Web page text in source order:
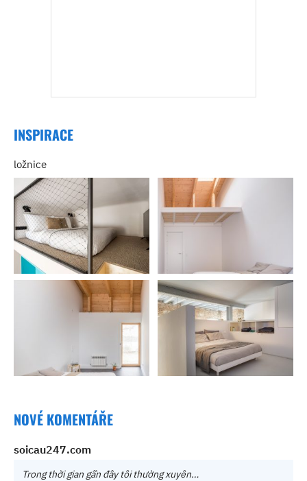
INSPIRACE
ložnice
NOVÉ KOMENTÁŘE
soicau247.com
Trong thời gian gần đây tôi thường xuyên…